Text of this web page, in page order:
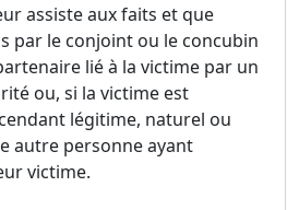
assiste aux faits et que
par le conjoint ou le concubin
lié à la victime par un
ou, si la victime est
légitime, naturel ou
autre personne ayant
victime.